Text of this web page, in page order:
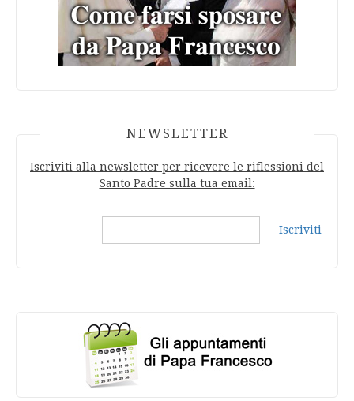
NEWSLETTER
Iscriviti alla newsletter per ricevere le riflessioni del
Santo Padre sulla tua email:
Iscriviti